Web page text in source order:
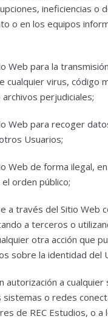
ineficiencias o
o en los equipos
Web para la
cualquier virus, código
perjudiciales;
Web para recoger
Usuarios;
Web de forma ilegal,
orden público;
a través del Sitio Web
a terceros o
otra acción que
sobre la identidad del
autorización a cualquier
o redes
de REC Estudios, o a